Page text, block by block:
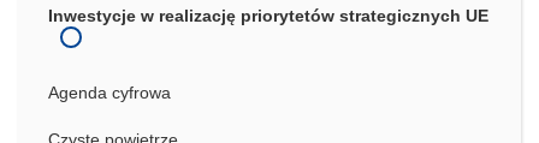
Inwestycje w realizację priorytetów strategicznych UE
Agenda cyfrowa